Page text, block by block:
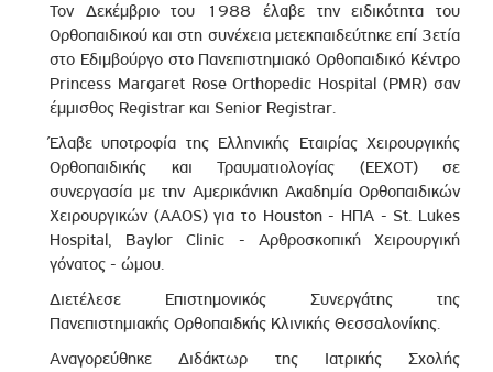
Τον Δεκέμβριο του 1988 έλαβε την ειδικότητα του
Ορθοπαιδικού και στη συνέχεια μετεκπαιδεύτηκε επί 3ετία
στο Εδιμβούργο στο Πανεπιστημιακό Ορθοπαιδικό Κέντρο
Princess Margaret Rose Orthopedic Hospital (PMR) σαν
έμμισθος Registrar και Senior Registrar.
Έλαβε υποτροφία της Ελληνικής Εταιρίας Χειρουργικής
Ορθοπαιδικής και Τραυματιολογίας (ΕΕΧΟΤ) σε
συνεργασία με την Αμερικάνικη Ακαδημία Ορθοπαιδικών
Χειρουργικών (AAOS) για το Houston - ΗΠΑ - St. Lukes
Hospital, Baylor Clinic - Αρθροσκοπική Χειρουργική
γόνατος - ώμου.
Διετέλεσε Επιστημονικός Συνεργάτης της
Πανεπιστημιακής Ορθοπαιδκής Κλινικής Θεσσαλονίκης.
Αναγορεύθηκε Διδάκτωρ της Ιατρικής Σχολής